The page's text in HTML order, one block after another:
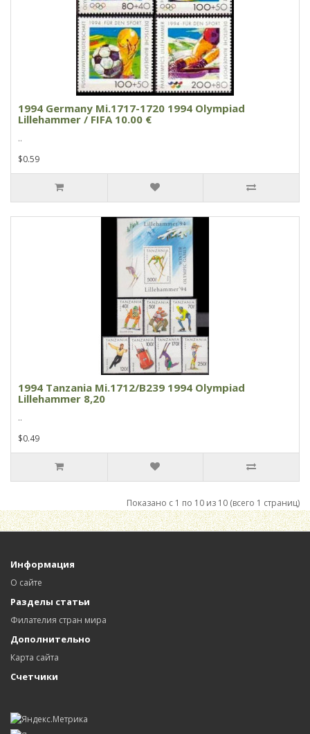
1994 Germany Mi.1717-1720 1994 Olympiad
Lillehammer / FIFA 10.00 €
..
$0.59
1994 Tanzania Mi.1712/B239 1994 Olympiad
Lillehammer 8,20
..
$0.49
Показано с 1 по 10 из 10 (всего 1 страниц)
Информация
О сайте
Разделы статьи
Филателия стран мира
Дополнительно
Карта сайта
Счетчики